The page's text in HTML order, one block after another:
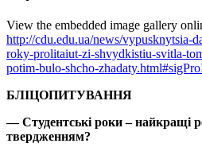
View the embedded image gallery
http://cdu.edu.ua/news/vypusknytsia-
roky-prolitaiut-zi-shvydkistiu-svitla-
potim-bulo-shcho-
БЛІЦОПИТУВАННЯ
— Студентські роки – найкращі
твердженням?